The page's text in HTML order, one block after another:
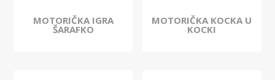
MOTORIČKA IGRA
ŠARAFKO
MOTORIČKA KOCKA U
KOCKI